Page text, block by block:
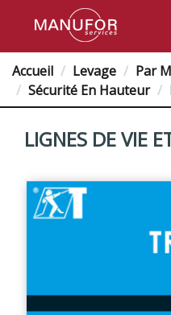
Accueil Levage Par
Sécurité En Hauteur
LIGNES DE VIE